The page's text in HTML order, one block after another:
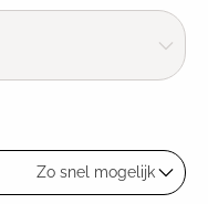
Zo snel mogelijk